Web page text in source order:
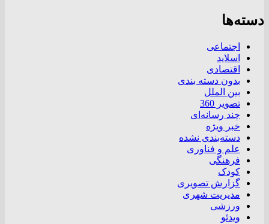
دسته‌ها
اجتماعی
اسلاید
اقتصادی
بدون دسته بندی
بین الملل
تصویر 360
چند رسانه‌ای
خبر ویژه
دسته‌بندی نشده
علم و فناوری
فرهنگی
کودک
گزارش تصویری
مدیریت شهری
ورزشی
ویدئو